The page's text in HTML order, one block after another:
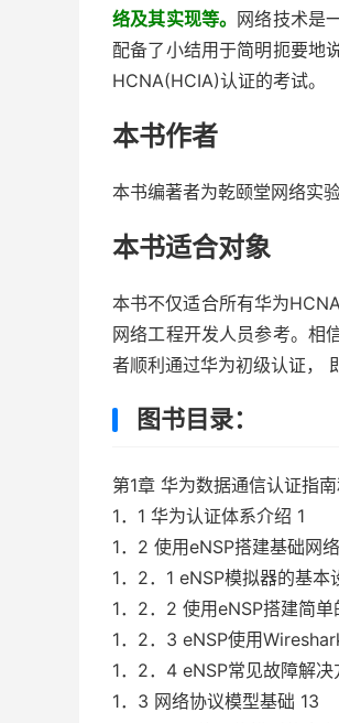
络及其实现等。 网络技术是
配备了小结用于简明扼要地
HCNA(HCIA)认证的考试。
本书作者
本书编著者为乾颐堂网络实
本书适合对象
本书不仅适合所有华为
网络工程开发人员参考。相
者顺利通过华为初级认证，
图书目录：
第1章 华为数据通信认证指
1．1 华为认证体系介绍 1
1．2 使用eNSP搭建基础网
1．2．1 eNSP模拟器的基本
1．2．2 使用eNSP搭建简
1．2．3 eNSP使用
1．2．4 eNSP常见故障解决
1．3 网络协议模型基础 13